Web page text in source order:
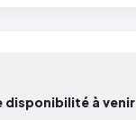
disponibilité à venir